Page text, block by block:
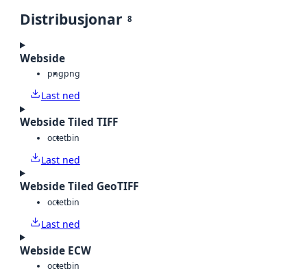
Distribusjonar 8
Webside
pngpng
Last ned
Webside Tiled TIFF
octetbin
Last ned
Webside Tiled GeoTIFF
octetbin
Last ned
Webside ECW
octetbin